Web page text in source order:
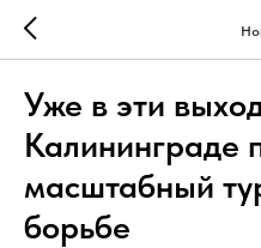
Уже в эти
Калининграде
масштабный
борьбе